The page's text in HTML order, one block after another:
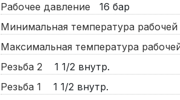
Рабочее давление
16 бар
Минимальная температура
Максимальная температура
Резьба 2
1 1/2 внутр.
Резьба 1
1 1/2 внутр.